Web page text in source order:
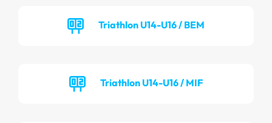
Triathlon U14-U16 / BEM
Triathlon U14-U16 / MIF